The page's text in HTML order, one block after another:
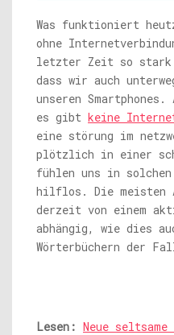
Was funktioniert
ohne
letzter Zeit so stark
dass wir auch
unseren
es gibt keine
eine störung im
plötzlich in einer
fühlen uns in
hilflos. Die meisten
derzeit von einem
abhängig, wie dies
Wörterbüchern der
Lesen: Neue